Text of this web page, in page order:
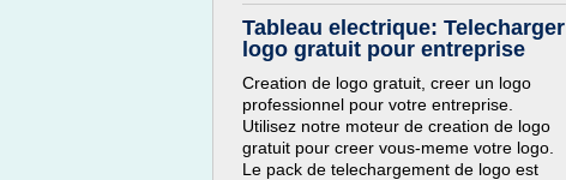
Tableau electrique: Telecharger
logo gratuit pour entreprise
Creation de logo gratuit, creer un logo
professionnel pour votre entreprise.
Utilisez notre moteur de creation de logo
gratuit pour creer vous-meme votre logo.
Le pack de telechargement de logo est